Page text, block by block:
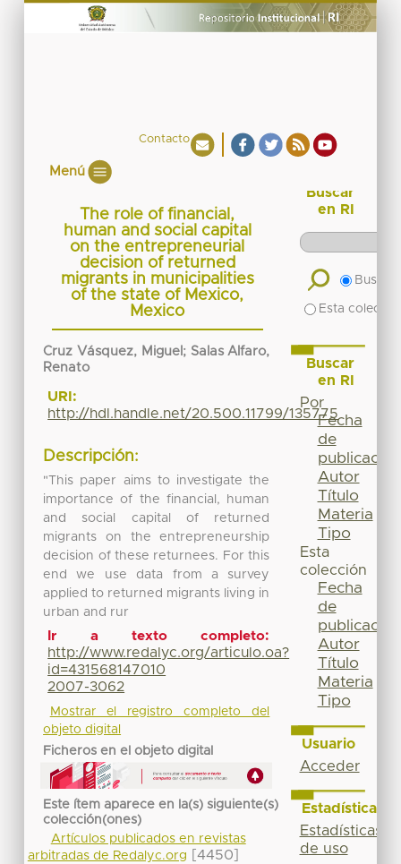
Contacto
Menú
The role of financial,
human and social capital
on the entrepreneurial
decision of returned
migrants in municipalities
of the state of Mexico,
Mexico
Cruz Vásquez, Miguel; Salas Alfaro,
Renato
URI:
http://hdl.handle.net/20.500.11799/135775
Descripción:
"This paper aims to investigate the
importance of the financial, human
and social capital of returned
migrants on the entrepreneurship
decision of these returnees. For this
end we use data from a survey
applied to returned migrants living in
urban and rur
Ir a texto completo:
http://www.redalyc.org/articulo.oa?
id=431568147010
2007-3062
Mostrar el registro completo del
objeto digital
Ficheros en el objeto digital
Este ítem aparece en la(s) siguiente(s)
colección(ones)
Artículos publicados en revistas
arbitradas de Redalyc.org
[4450]
Buscar
en RI
Buscar
Esta
Buscar
en RI
Por
Fecha
de
publicación
Autor
Título
Materia
Tipo
Esta
colección
Fecha
de
publicación
Autor
Título
Materia
Tipo
Usuario
Acceder
Estadísticas
Estadísticas
de uso